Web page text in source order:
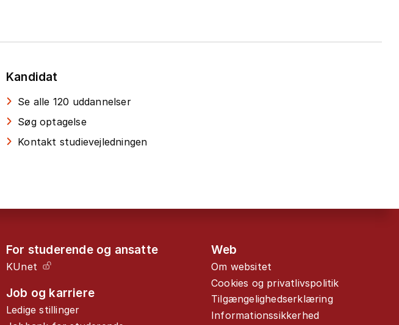
Kandidat
Se alle 120 uddannelser
Søg optagelse
Kontakt studievejledningen
For studerende og ansatte
KUnet
Job og karriere
Ledige stillinger
Web
Om websitet
Cookies og privatlivspolitik
Tilgængelighedserklæring
Informationssikkerhed